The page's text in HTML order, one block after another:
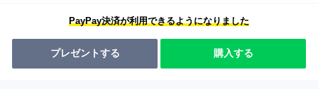
PayPay決済が利用できるようになりました
プレゼントする 購入する